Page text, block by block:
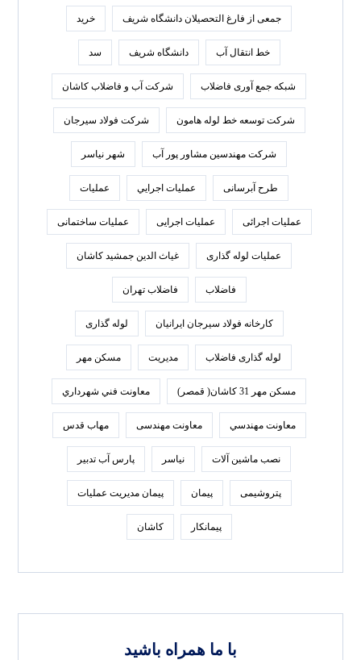
جمعی از فارغ التحصیلان دانشگاه شریف خرید
خط انتقال آب دانشگاه شریف سد
شبکه جمع آوری فاضلاب شرکت آب و فاضلاب کاشان
شرکت توسعه خط لوله هامون شرکت فولاد سيرجان
شرکت مهندسین مشاور پور آب شهر نیاسر
طرح آبرسانی عمليات اجرايي عملیات
عملیات اجرائی عملیات اجرایی عملیات ساختمانی
عملیات لوله گذاری غیاث الدین جمشید کاشان
فاضلاب فاضلاب تهران
كارخانه فولاد سيرجان ايرانيان لوله گذاری
لوله گذاری فاضلاب مدیریت مسکن مهر
مسکن مهر 31 کاشان( قمصر) معاونت فني شهرداري
معاونت مهندسي معاونت مهندسی مهاب قدس
نصب ماشین آلات نیاسر پارس‌ آب تدبير
پتروشیمی پیمان پیمان مدیریت عملیات
پیمانکار کاشان
با ما همراه باشید